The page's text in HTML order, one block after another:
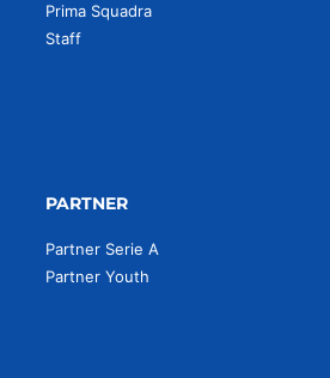
Prima Squadra
Staff
PARTNER
Partner Serie A
Partner Youth